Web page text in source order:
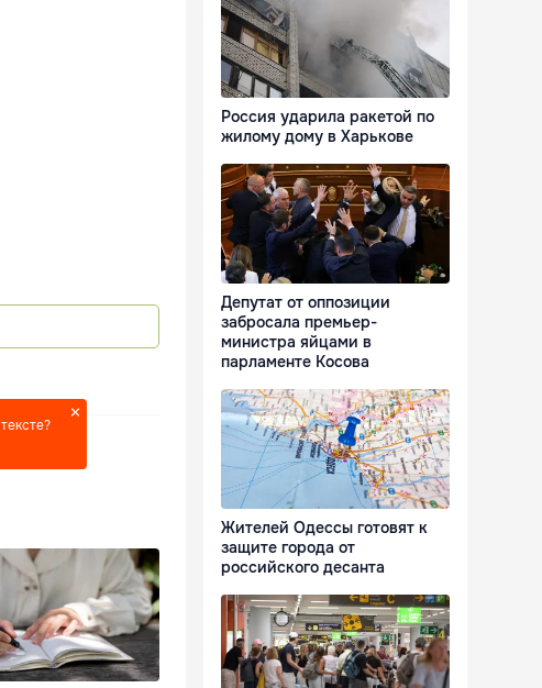
Россия ударила ракетой по
жилому дому в Харькове
Депутат от оппозиции
забросала премьер-
министра яйцами в
парламенте Косова
Жителей Одессы готовят к
защите города от
российского десанта